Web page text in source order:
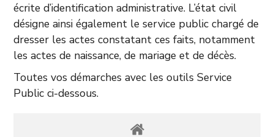
écrite d’identification administrative. L’état civil
désigne ainsi également le service public chargé de
dresser les actes constatant ces faits, notamment
les actes de naissance, de mariage et de décès.
Toutes vos démarches avec les outils Service
Public ci-dessous.